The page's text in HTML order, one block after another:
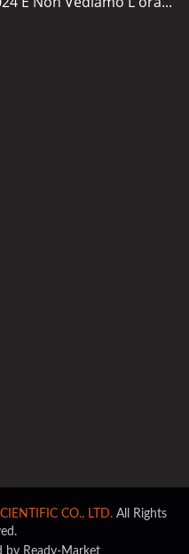
CO., LTD. All Rights
by Ready-Market